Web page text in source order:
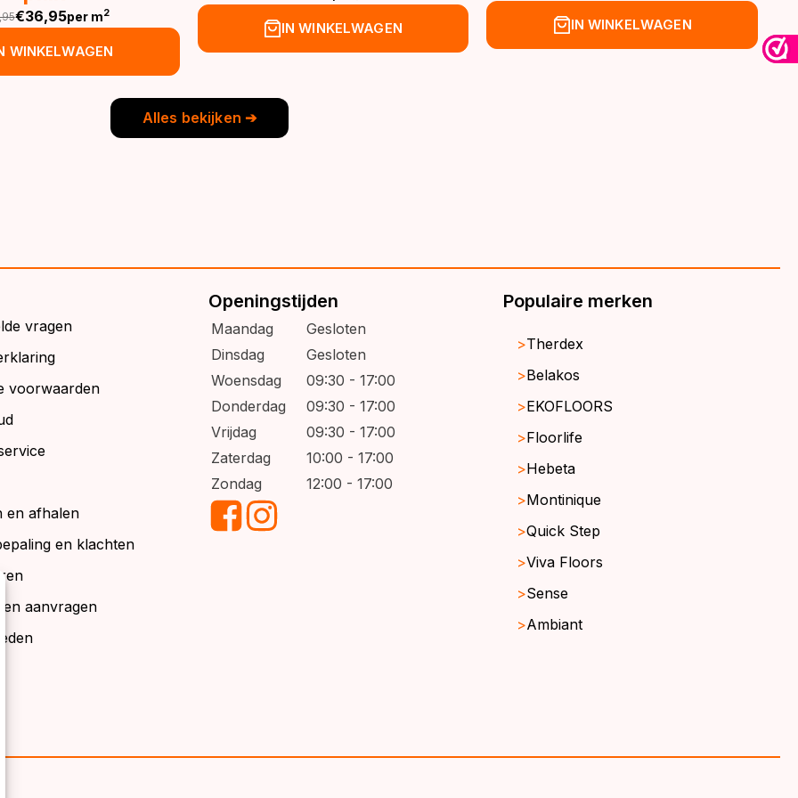
€36,95per m2
WINKELWAGEN
prijs
prijsIN WINKELWAGEN
prijs
prijsIN WINKELWAGEN
Alles bekijken ➔
vragen
voorwaarden
en afhalen
en klachten
aanvragen
Openingstijden
Maandag
Gesloten
Dinsdag
Gesloten
Woensdag
09:30 - 17:00
Donderdag
09:30 - 17:00
Vrijdag
09:30 - 17:00
Zaterdag
10:00 - 17:00
Zondag
12:00 - 17:00
Populaire merken
Therdex
Belakos
EKOFLOORS
Floorlife
Hebeta
Montinique
Quick Step
Viva Floors
Sense
Ambiant